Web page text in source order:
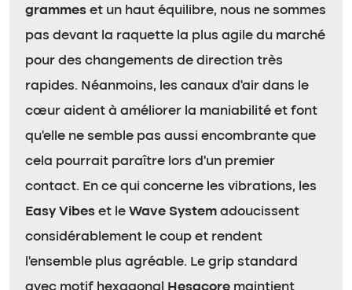
grammes et un haut équilibre, nous ne sommes
pas devant la raquette la plus agile du marché
pour des changements de direction très
rapides. Néanmoins, les canaux d’air dans le
cœur aident à améliorer la maniabilité et font
qu’elle ne semble pas aussi encombrante que
cela pourrait paraître lors d’un premier
contact. En ce qui concerne les vibrations, les
Easy Vibes et le Wave System adoucissent
considérablement le coup et rendent
l’ensemble plus agréable. Le grip standard
avec motif hexagonal
Hesacore maintient